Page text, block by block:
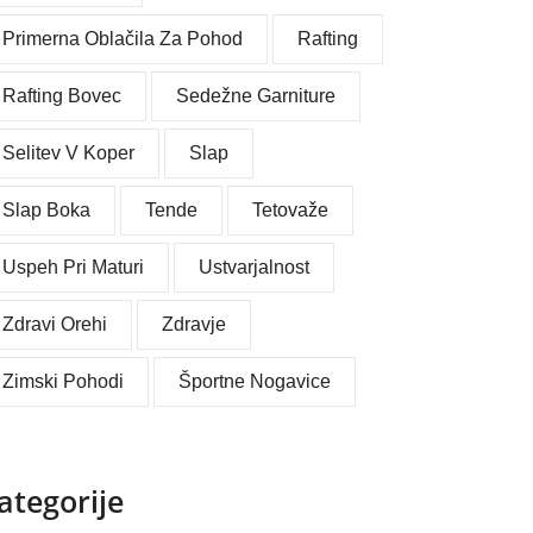
Primerna Oblačila Za Pohod Rafting
Rafting Bovec Sedežne Garniture
Selitev V Koper Slap
Slap Boka Tende Tetovaže
Uspeh Pri Maturi Ustvarjalnost
Zdravi Orehi Zdravje
Zimski Pohodi Športne Nogavice